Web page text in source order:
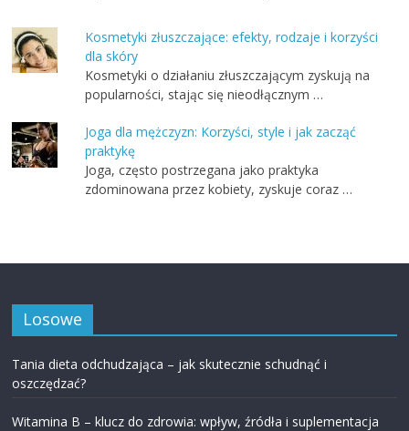
Kosmetyki złuszczające: efekty, rodzaje i korzyści
dla skóry
Kosmetyki o działaniu złuszczającym zyskują na
popularności, stając się nieodłącznym …
Joga dla mężczyzn: Korzyści, style i jak zacząć
praktykę
Joga, często postrzegana jako praktyka
zdominowana przez kobiety, zyskuje coraz …
Losowe
Tania dieta odchudzająca – jak skutecznie schudnąć i
oszczędzać?
Witamina B – klucz do zdrowia: wpływ, źródła i suplementacja